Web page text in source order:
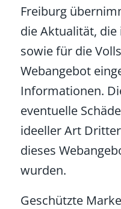
Freiburg
die Aktualität,
sowie für die
Webangebot
Informationen.
eventuelle
ideeller Art
dieses
wurden.
Geschützte